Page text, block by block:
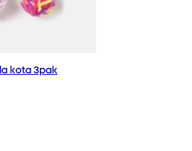
kota 3pak